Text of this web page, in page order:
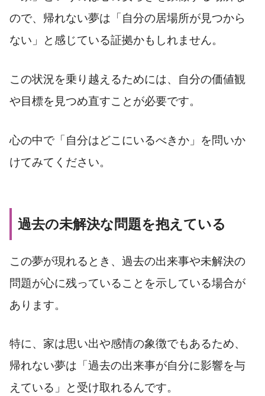
ので、帰れない夢は「自分の居場所が見つから
ない」と感じている証拠かもしれません。
この状況を乗り越えるためには、自分の価値観
や目標を見つめ直すことが必要です。
心の中で「自分はどこにいるべきか」を問いか
けてみてください。
過去の未解決な問題を抱えている
この夢が現れるとき、過去の出来事や未解決の
問題が心に残っていることを示している場合が
あります。
特に、家は思い出や感情の象徴でもあるため、
帰れない夢は「過去の出来事が自分に影響を与
えている」と受け取れるんです。